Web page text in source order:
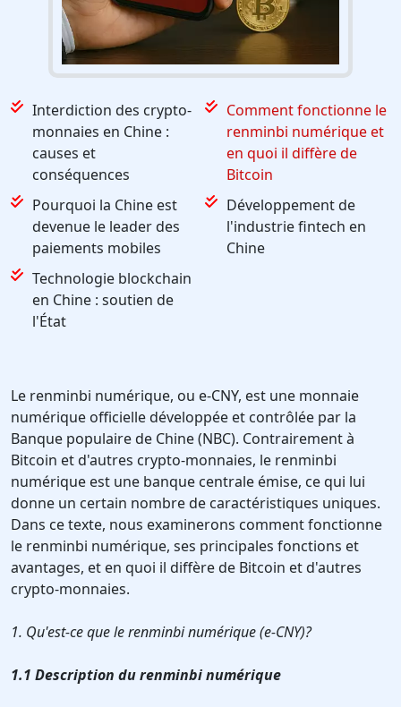
Interdiction des crypto-
monnaies en Chine :
causes et
conséquences
Comment fonctionne le
renminbi numérique et
en quoi il diffère de
Bitcoin
Pourquoi la Chine est
devenue le leader des
paiements mobiles
Développement de
l'industrie fintech en
Chine
Technologie blockchain
en Chine : soutien de
l'État
Le renminbi numérique, ou e-CNY, est une monnaie
numérique officielle développée et contrôlée par la
Banque populaire de Chine (NBC). Contrairement à
Bitcoin et d'autres crypto-monnaies, le renminbi
numérique est une banque centrale émise, ce qui lui
donne un certain nombre de caractéristiques uniques.
Dans ce texte, nous examinerons comment fonctionne
le renminbi numérique, ses principales fonctions et
avantages, et en quoi il diffère de Bitcoin et d'autres
crypto-monnaies.
1. Qu'est-ce que le renminbi numérique (e-CNY)?
1.1 Description du renminbi numérique